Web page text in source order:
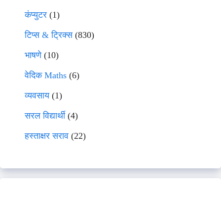
कंप्युटर (1)
टिप्स & ट्रिक्स(830)
भाषणे(10)
वेदिक Maths (6)
व्यवसाय(1)
सरल विद्यार्थी(4)
हस्ताक्षर सराव (22)